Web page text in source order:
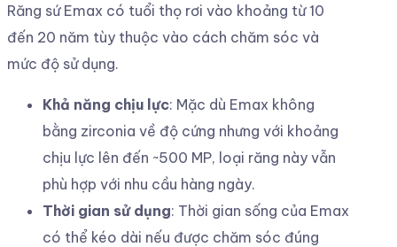
Răng sứ Emax có tuổi thọ rơi vào khoảng từ 10
đến 20 năm tùy thuộc vào cách chăm sóc và
mức độ sử dụng.
Khả năng chịu lực: Mặc dù Emax không
bằng zirconia về độ cứng nhưng với khoảng
chịu lực lên đến ~500 MP, loại răng này vẫn
phù hợp với nhu cầu hàng ngày.
Thời gian sử dụng: Thời gian sống của Emax
có thể kéo dài nếu được chăm sóc đúng